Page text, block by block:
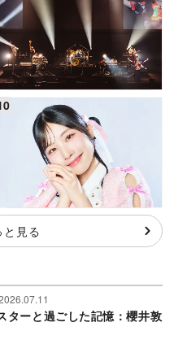
見る
ターと過ごした記憶：櫻井敦